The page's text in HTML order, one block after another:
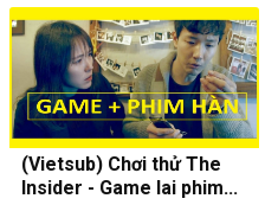
(Vietsub) Chơi thử The
Insider - Game lai phim...